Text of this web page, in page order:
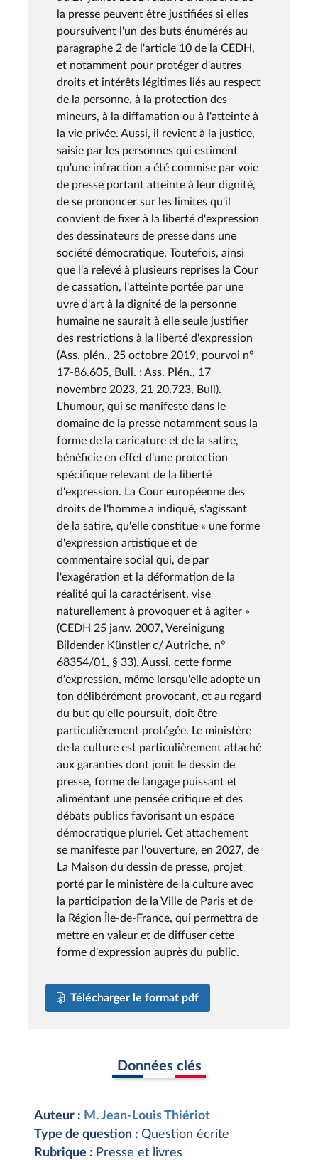
la presse peuvent être justifiées si elles
poursuivent l'un des buts énumérés au
paragraphe 2 de l'article 10 de la CEDH,
et notamment pour protéger d'autres
droits et intérêts légitimes liés au respect
de la personne, à la protection des
mineurs, à la diffamation ou à l'atteinte à
la vie privée. Aussi, il revient à la justice,
saisie par les personnes qui estiment
qu'une infraction a été commise par voie
de presse portant atteinte à leur dignité,
de se prononcer sur les limites qu'il
convient de fixer à la liberté d'expression
des dessinateurs de presse dans une
société démocratique. Toutefois, ainsi
que l'a relevé à plusieurs reprises la Cour
de cassation, l'atteinte portée par une
uvre d'art à la dignité de la personne
humaine ne saurait à elle seule justifier
des restrictions à la liberté d'expression
(Ass. plén., 25 octobre 2019, pourvoi n°
17-86.605, Bull. ; Ass. Plén., 17
novembre 2023, 21 20.723, Bull).
L'humour, qui se manifeste dans le
domaine de la presse notamment sous la
forme de la caricature et de la satire,
bénéficie en effet d'une protection
spécifique relevant de la liberté
d'expression. La Cour européenne des
droits de l'homme a indiqué, s'agissant
de la satire, qu'elle constitue « une forme
d'expression artistique et de
commentaire social qui, de par
l'exagération et la déformation de la
réalité qui la caractérisent, vise
naturellement à provoquer et à agiter »
(CEDH 25 janv. 2007, Vereinigung
Bildender Künstler c/ Autriche, n°
68354/01, § 33). Aussi, cette forme
d'expression, même lorsqu'elle adopte un
ton délibérément provocant, et au regard
du but qu'elle poursuit, doit être
particulièrement protégée. Le ministère
de la culture est particulièrement attaché
aux garanties dont jouit le dessin de
presse, forme de langage puissant et
alimentant une pensée critique et des
débats publics favorisant un espace
démocratique pluriel. Cet attachement
se manifeste par l'ouverture, en 2027, de
La Maison du dessin de presse, projet
porté par le ministère de la culture avec
la participation de la Ville de Paris et de
la Région Île-de-France, qui permettra de
mettre en valeur et de diffuser cette
forme d'expression auprès du public.
Télécharger le format pdf
Données clés
Auteur : M. Jean-Louis Thiériot
Type de question : Question écrite
Rubrique : Presse et livres